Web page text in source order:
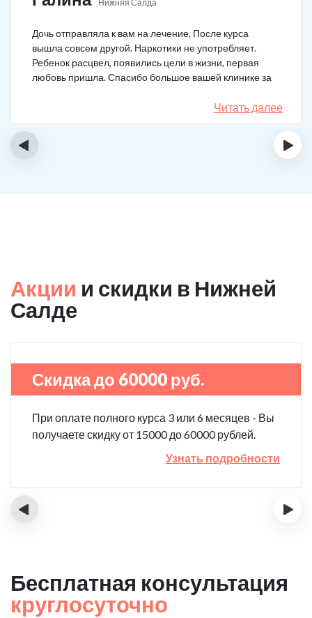
Нижняя Салда
Дочь отправляла к вам на лечение. После курса
вышла совсем другой. Наркотики не употребляет.
Ребенок расцвел, появились цели в жизни, первая
любовь пришла. Спасибо большое вашей клинике за
Читать далее
‹ ›
Акции и скидки в Нижней
Салде
Скидка до 60000 руб.
При оплате полного курса 3 или 6 месяцев - Вы
получаете скидку от 15000 до 60000 рублей.
Узнать подробности
‹ ›
Бесплатная консультация
круглосуточно